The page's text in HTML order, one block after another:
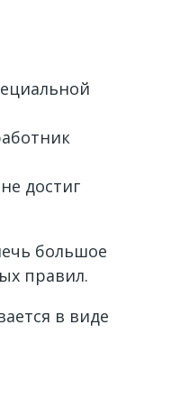
достиг
большое
правил.
в виде